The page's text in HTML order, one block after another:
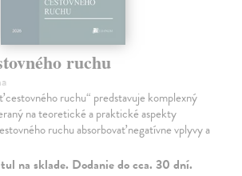
ruchu
cestovného ruchu“ predstavuje komplexný
na teoretické a praktické aspekty
ruchu absorbovať negatívne vplyvy a
na sklade. Dodanie do cca. 30 dní.